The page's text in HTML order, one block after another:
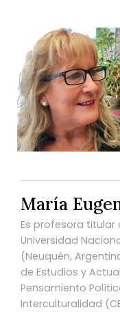
María
Es profesora titular
Universidad
(Neuquén,
de Estudios y
Pensamiento
Interculturalidad